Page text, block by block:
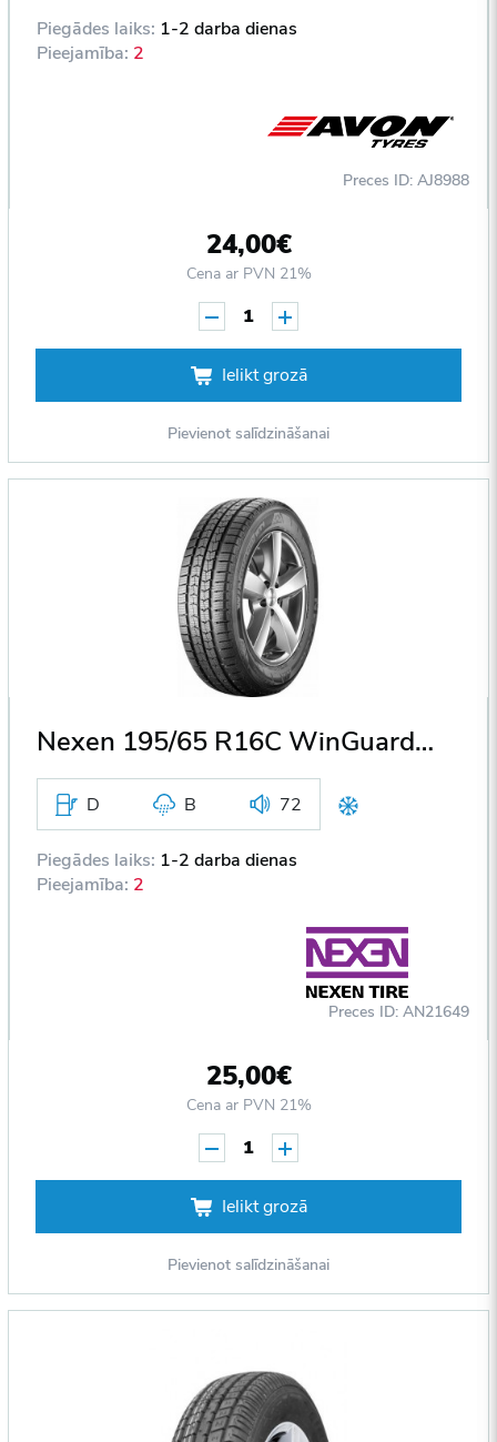
Piegādes laiks: 1-2 darba dienas
Pieejamība: 2
Preces ID: AJ8988
24,00€
Cena ar PVN 21%
1
Ielikt grozā
Pievienot salīdzināšanai
Nexen 195/65 R16C WinGuard WT1 104/102T DOT2017
D B 72
Piegādes laiks: 1-2 darba dienas
Pieejamība: 2
Preces ID: AN21649
25,00€
Cena ar PVN 21%
1
Ielikt grozā
Pievienot salīdzināšanai